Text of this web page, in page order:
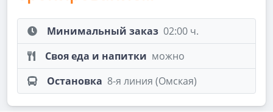
Минимальный заказ 02:00 ч.
Своя еда и напитки можно
Остановка 8-я линия (Омская)